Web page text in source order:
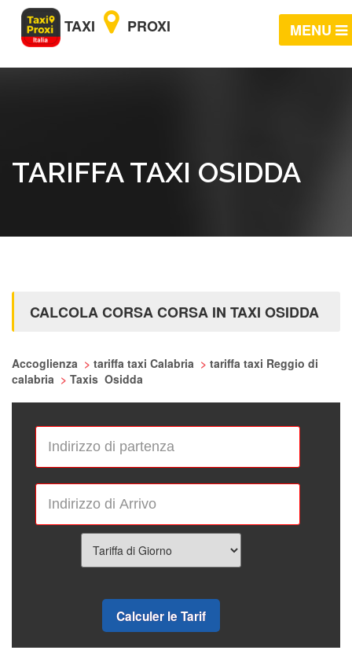
TAXI PROXI MENU
TARIFFA TAXI OSIDDA
CALCOLA CORSA CORSA IN TAXI OSIDDA
Accoglienza > tariffa taxi Calabria > tariffa taxi Reggio di
calabria > Taxis Osidda
Calculer le Tarif